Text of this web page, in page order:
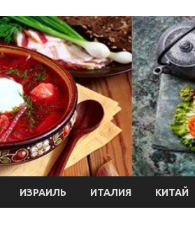
ИЗРАИЛЬ ИТАЛИЯ КИТАЙ